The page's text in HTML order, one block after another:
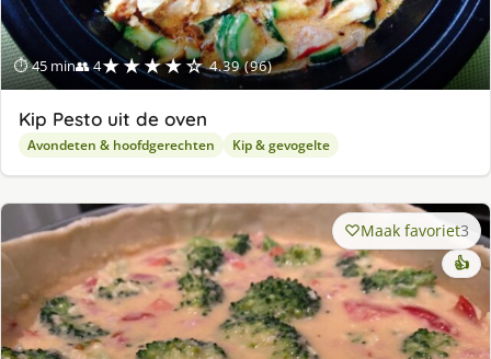
⏱ 45 min👥 4★★★★☆ 4.39 (96)
Kip Pesto uit de oven
Avondeten & hoofdgerechten Kip & gevogelte
Maak favoriet3
👍